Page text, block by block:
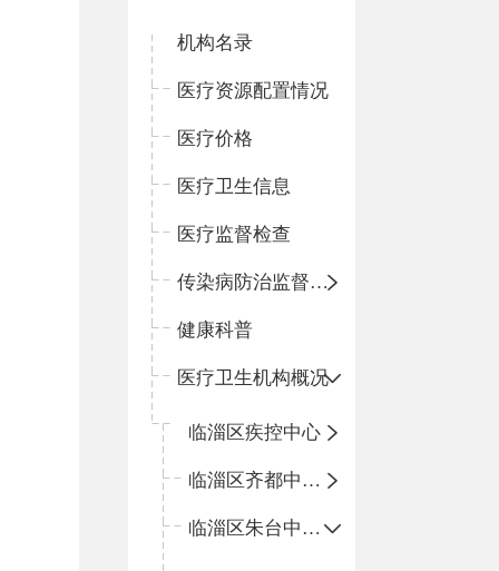
机构名录
医疗资源配置情况
医疗价格
医疗卫生信息
医疗监督检查
传染病防治监督检查
健康科普
医疗卫生机构概况
临淄区疾控中心
临淄区齐都中心卫生院
临淄区朱台中心卫生院